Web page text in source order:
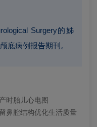
Surgery的姊
底病例报告期刊。
时胎儿心电图
鼻腔结构优化生活质量